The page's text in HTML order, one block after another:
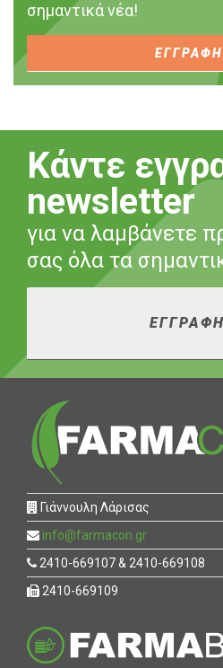
σημαντικά νέα!
Κάντε
newsletter
για να λαμβάνετε
σας όλα τα
Γιάννουλη Λάρισας
info@farmacon.gr
2410-669107 & 2410-669108
2410-669109